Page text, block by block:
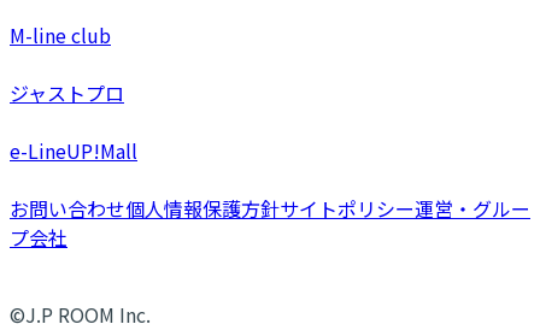
M-line club
ジャストプロ
e-LineUP!Mall
お問い合わせ個人情報保護方針サイトポリシー運営・グルー
プ会社
©J.P ROOM Inc.